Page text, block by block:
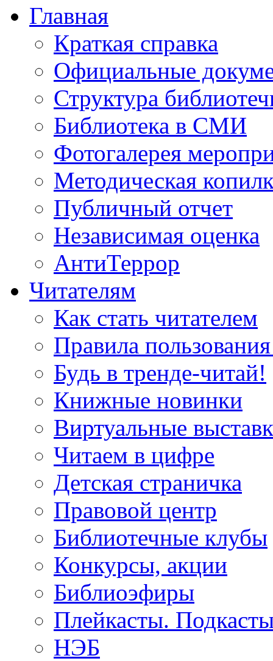
Главная
Краткая справка
Официальные
Структура
Библиотека в СМИ
Фотогалерея
Методическая
Публичный отчет
Независимая оценка
АнтиТеррор
Читателям
Как стать читателем
Правила
Будь в тренде-читай!
Книжные новинки
Виртуальные
Читаем в цифре
Детская страничка
Правовой центр
Библиотечные клубы
Конкурсы, акции
Библиоэфиры
Плейкасты.
НЭБ